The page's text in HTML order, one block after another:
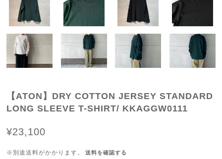
【ATON】DRY COTTON JERSEY STANDARD
LONG SLEEVE T-SHIRT/ KKAGGW0111
¥23,100
※別途送料がかかります。 送料を確認する